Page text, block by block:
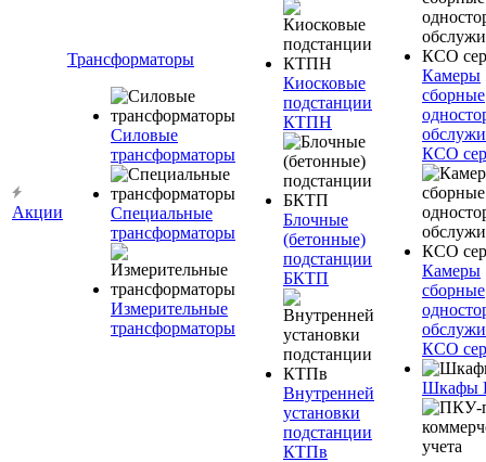
Акции
Трансформаторы
Силовые
трансформаторы
Специальные
трансформаторы
Измерительные
трансформаторы
Киосковые
подстанции
КТПН
Блочные
(бетонные)
подстанции
БКТП
Внутренней
установки
подстанции
КТПв
Камеры
сборные
КСО
Камеры
сборные
КСО
Шкафы